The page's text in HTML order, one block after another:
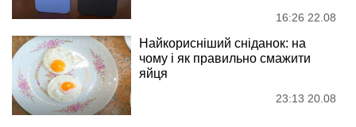
16:26 22.08
Найкорисніший сніданок: на
чому і як правильно смажити
яйця
23:13 20.08